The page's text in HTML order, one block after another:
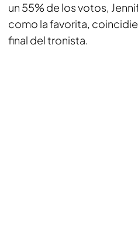
un 55% de los votos,
como la favorita,
final del tronista.